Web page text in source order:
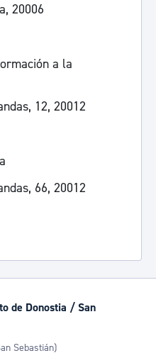
20006
a la
12, 20012
66, 20012
de Donostia / San
Sebastián)